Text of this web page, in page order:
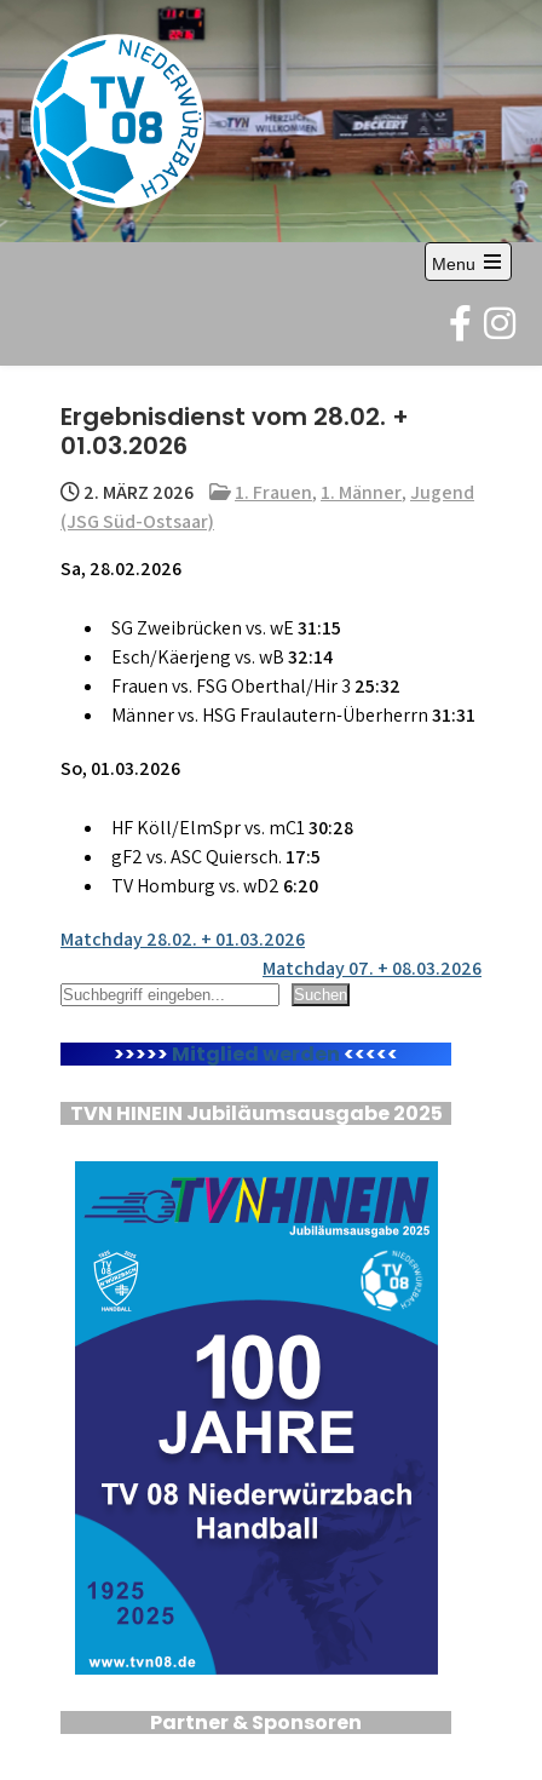
to
content
TV 08
Abteilung Handball
Menu
Open
the
main
menu
Ergebnisdienst vom 28.02. +
01.03.2026
2. MÄRZ 2026 1. Frauen, 1. Männer, Jugend
(JSG Süd-Ostsaar)
Sa, 28.02.2026
SG Zweibrücken vs. wE31:15
Esch/Käerjeng vs. wB32:14
Frauen vs. FSG Oberthal/Hir 3 25:32
Männer vs. HSG Fraulautern-Überherrn31:31
So, 01.03.2026
HF Köll/ElmSpr vs. mC130:28
gF2 vs. ASC Quiersch. 17:5
TV Homburg vs. wD2 6:20
Beitragsnavigation
Matchday 28.02. + 01.03.2026
Matchday 07. + 08.03.2026
Suchen
Suchen
>>>>> Mitglied werden <<<<<
TVN HINEIN Jubiläumsausgabe 2025
Partner & Sponsoren